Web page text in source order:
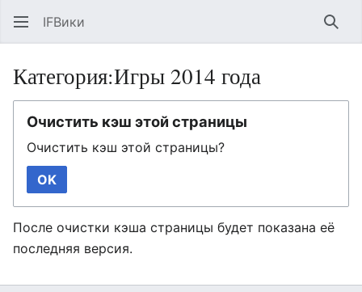
IFВики
Категория:Игры 2014 года
Очистить кэш этой страницы
Очистить кэш этой страницы?
OK
После очистки кэша страницы будет показана её
последняя версия.